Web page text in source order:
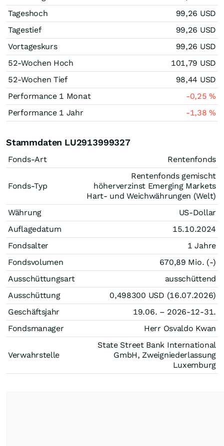
Tageshoch
99,26 USD
Tagestief
99,26 USD
Vortageskurs
99,26 USD
52-Wochen Hoch
101,79 USD
52-Wochen Tief
98,44 USD
Performance 1 Monat
-0,25%
Performance 1 Jahr
-1,38%
Stammdaten LU2913999327
Fonds-Art Rentenfonds
Fonds-Typ
Rentenfonds gemischt
höherverzinst Emerging Markets
Hart- und Weichwährungen (Welt)
Währung
US-Dollar
Auflagedatum
15.10.2024
Fondsalter
1 Jahre
Fondsvolumen
670,89 Mio. (-)
Ausschüttungsart
ausschüttend
Ausschüttung
0,498300 USD (16.07.2026)
Geschäftsjahr
19.06. – 2026-12-31.
Fondsmanager
Herr Osvaldo Kwan
Verwahrstelle
State Street Bank International
GmbH, Zweigniederlassung
Luxemburg